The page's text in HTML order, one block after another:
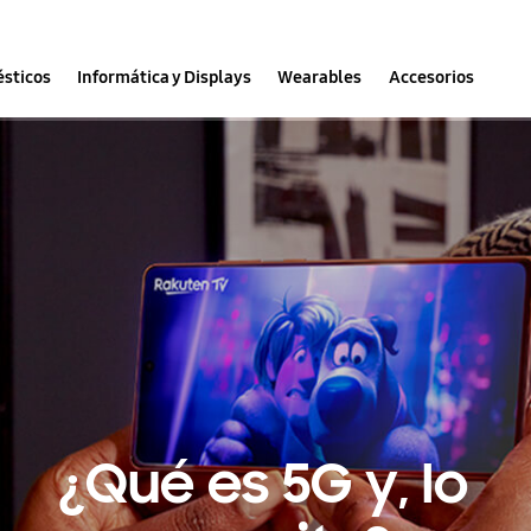
Informática y Displays Wearables Accesorios
¿Qué es 5G y, lo